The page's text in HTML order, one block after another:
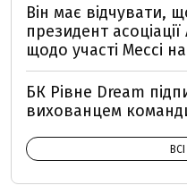
Він має відчувати,
президент
щодо участі Мессі
БК Рівне Dream
вихованцем